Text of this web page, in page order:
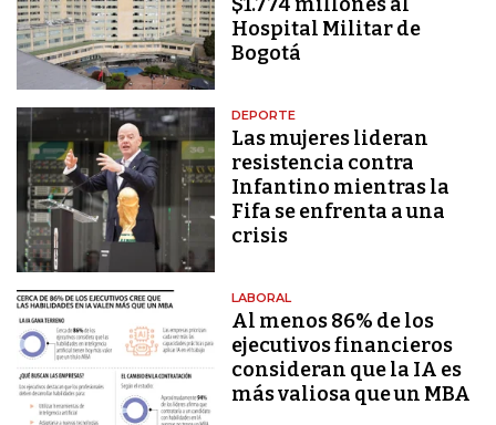
Hospital Militar de
Bogotá
DEPORTE
Las mujeres lideran
resistencia contra
Infantino mientras la
Fifa se enfrenta a una
crisis
LABORAL
Al menos 86% de los
ejecutivos financieros
consideran que la IA es
más valiosa que un MBA